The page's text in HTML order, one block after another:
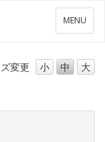
メ
ニ
ー
MENU
変更 小 中 大